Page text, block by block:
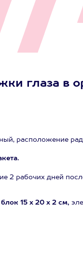
глаза в
расположение
2 рабочих дней
15 х 20 х 2 см,